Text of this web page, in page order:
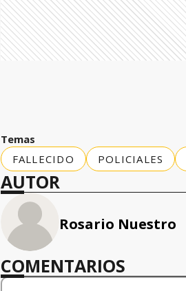
Temas
FALLECIDO
POLICIALES
AUTOR
Rosario Nuestro
COMENTARIOS